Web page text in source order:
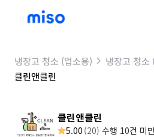
냉장고 청소 (업소용)
냉장고 청소
클린앤클린
클린앤클린
5.00 (20) 수행 10건 미